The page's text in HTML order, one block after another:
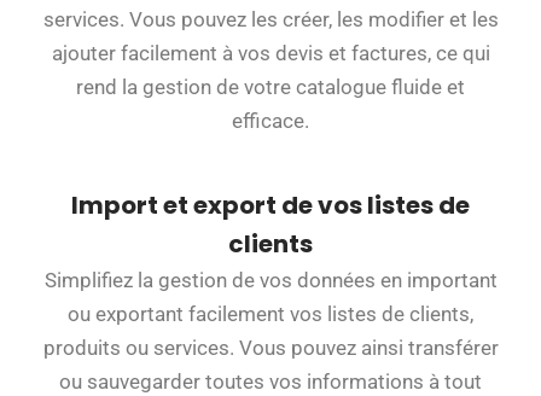
services. Vous pouvez les créer, les modifier et les
ajouter facilement à vos devis et factures, ce qui
rend la gestion de votre catalogue fluide et
efficace.
Import et export de vos listes de
clients
Simplifiez la gestion de vos données en important
ou exportant facilement vos listes de clients,
produits ou services. Vous pouvez ainsi transférer
ou sauvegarder toutes vos informations à tout